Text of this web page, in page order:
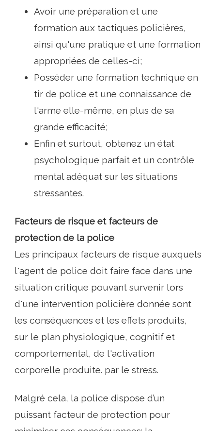
Avoir une préparation et une
formation aux tactiques policières,
ainsi qu'une pratique et une formation
appropriées de celles-ci;
Posséder une formation technique en
tir de police et une connaissance de
l'arme elle-même, en plus de sa
grande efficacité;
Enfin et surtout, obtenez un état
psychologique parfait et un contrôle
mental adéquat sur les situations
stressantes.
Facteurs de risque et facteurs de
protection de la police
Les principaux facteurs de risque auxquels
l'agent de police doit faire face dans une
situation critique pouvant survenir lors
d'une intervention policière donnée sont
les conséquences et les effets produits,
sur le plan physiologique, cognitif et
comportemental, de l'activation
corporelle produite. par le stress.
Malgré cela, la police dispose d’un
puissant facteur de protection pour